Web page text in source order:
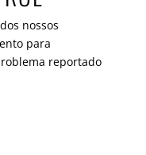
nossos
para
reportado